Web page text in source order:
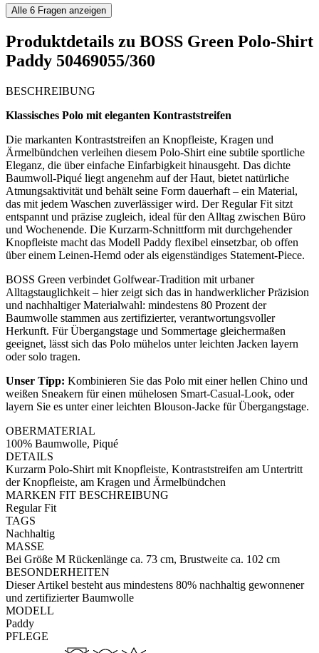
Alle 6 Fragen anzeigen
Produktdetails zu BOSS Green Polo-Shirt
Paddy 50469055/360
BESCHREIBUNG
Klassisches Polo mit eleganten Kontraststreifen
Die markanten Kontraststreifen an Knopfleiste, Kragen und
Ärmelbündchen verleihen diesem Polo-Shirt eine subtile sportliche
Eleganz, die über einfache Einfarbigkeit hinausgeht. Das dichte
Baumwoll-Piqué liegt angenehm auf der Haut, bietet natürliche
Atmungsaktivität und behält seine Form dauerhaft – ein Material,
das mit jedem Waschen zuverlässiger wird. Der Regular Fit sitzt
entspannt und präzise zugleich, ideal für den Alltag zwischen Büro
und Wochenende. Die Kurzarm-Schnittform mit durchgehender
Knopfleiste macht das Modell Paddy flexibel einsetzbar, ob offen
über einem Leinen-Hemd oder als eigenständiges Statement-Piece.
BOSS Green verbindet Golfwear-Tradition mit urbaner
Alltagstauglichkeit – hier zeigt sich das in handwerklicher Präzision
und nachhaltiger Materialwahl: mindestens 80 Prozent der
Baumwolle stammen aus zertifizierter, verantwortungsvoller
Herkunft. Für Übergangstage und Sommertage gleichermaßen
geeignet, lässt sich das Polo mühelos unter leichten Jacken layern
oder solo tragen.
Unser Tipp: Kombinieren Sie das Polo mit einer hellen Chino und
weißen Sneakern für einen mühelosen Smart-Casual-Look, oder
layern Sie es unter einer leichten Blouson-Jacke für Übergangstage.
OBERMATERIAL
100% Baumwolle, Piqué
DETAILS
Kurzarm Polo-Shirt mit Knopfleiste, Kontraststreifen am Untertritt
der Knopfleiste, am Kragen und Ärmelbündchen
MARKEN FIT BESCHREIBUNG
Regular Fit
TAGS
Nachhaltig
MASSE
Bei Größe M Rückenlänge ca. 73 cm, Brustweite ca. 102 cm
BESONDERHEITEN
Dieser Artikel besteht aus mindestens 80% nachhaltig gewonnener
und zertifizierter Baumwolle
MODELL
Paddy
PFLEGE